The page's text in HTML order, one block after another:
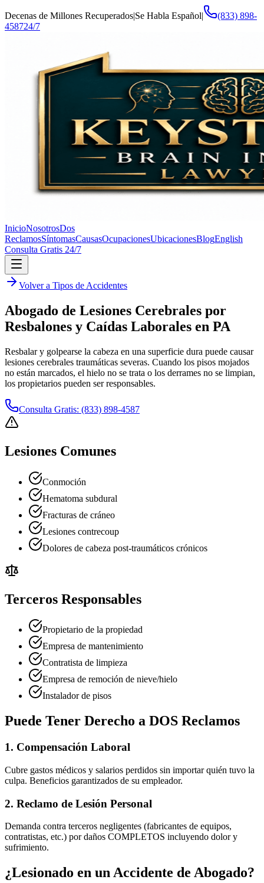
Decenas de Millones Recuperados|Se Habla Español|
(833) 898-
458724/7
InicioNosotrosDos
ReclamosSíntomasCausasOcupacionesUbicacionesBlogEnglish
Consulta Gratis 24/7
Volver a Tipos de Accidentes
Abogado de Lesiones Cerebrales por
Resbalones y Caídas Laborales en PA
Resbalar y golpearse la cabeza en una superficie dura puede causar
lesiones cerebrales traumáticas severas. Cuando los pisos mojados
no están marcados, el hielo no se trata o los derrames no se limpian,
los propietarios pueden ser responsables.
Consulta Gratis: (833) 898-4587
Lesiones Comunes
Conmoción
Hematoma subdural
Fracturas de cráneo
Lesiones contrecoup
Dolores de cabeza post-traumáticos crónicos
Terceros Responsables
Propietario de la propiedad
Empresa de mantenimiento
Contratista de limpieza
Empresa de remoción de nieve/hielo
Instalador de pisos
Puede Tener Derecho a DOS Reclamos
1. Compensación Laboral
Cubre gastos médicos y salarios perdidos sin importar quién tuvo la
culpa. Beneficios garantizados de su empleador.
2. Reclamo de Lesión Personal
Demanda contra terceros negligentes (fabricantes de equipos,
contratistas, etc.) por daños COMPLETOS incluyendo dolor y
sufrimiento.
¿Lesionado en un Accidente de Abogado?